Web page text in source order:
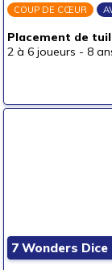
COUP DE CŒUR
Placement de
2 à 6 joueurs - 8
7 Wonders Dice